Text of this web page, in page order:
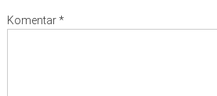
Komentar*